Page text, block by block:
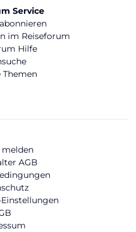
Service
im Reiseforum
Hilfe
Themen
AGB